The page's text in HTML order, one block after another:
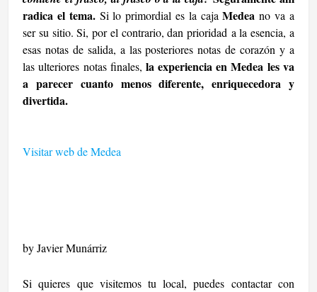
radica el tema.Si lo primordial es la cajaMedeano va a
ser su sitio. Si, por el contrario, dan prioridad a la esencia, a
esas notas de salida, a las posteriores notas de corazón y a
las ulteriores notas finales, la experiencia en Medea les va
a parecer cuanto menos diferente, enriquecedora y
divertida.
Visitar web de Medea
by Javier Munárriz
Si quieres que visitemos tu local, puedes contactar con